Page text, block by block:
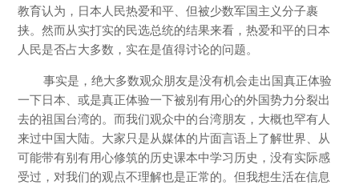
教育认为，日本人民热爱和平、但被少数军国主义分子裹
挟。然而从实打实的民选总统的结果来看，热爱和平的日本
人民是否占大多数，实在是值得讨论的问题。
事实是，绝大多数观众朋友是没有机会走出国真正体验
一下日本、或是真正体验一下被别有用心的外国势力分裂出
去的祖国台湾的。而我们观众中的台湾朋友，大概也罕有人
来过中国大陆。大家只是从媒体的片面言语上了解世界、从
可能带有别有用心修筑的历史课本中学习历史，没有实际感
受过，对我们的观点不理解也是正常的。但我想生活在信息